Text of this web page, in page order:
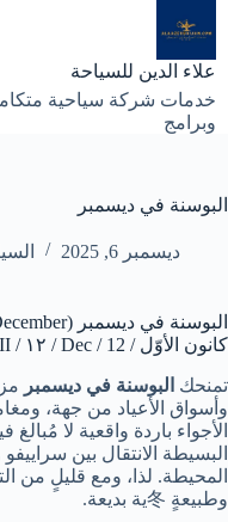
إلى
المحتوى
علاء الدين للسياحة
خدمات شركة سياحية
وبرامج
البوسنة في ديسمبر
ديسمبر 6, 2025
كانون الأوّل / Dec / 12 / ١٢ / XII)
تمنحك البوسنة في ديسمبر
وأسواق الأعياد من جهة،
الأجواء باردة واقعية لا
البسيطة الانتقال بين
المحيطة. لذا، ومع قليلٍ من
وطبيعةٍ 冬ية بديعة.